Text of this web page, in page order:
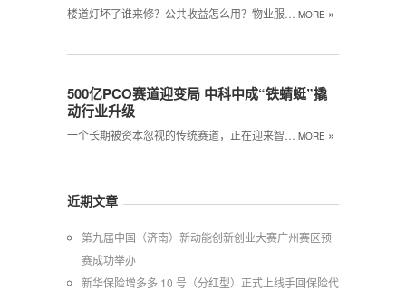
楼道灯坏了谁来修？公共收益怎么用？物业服… MORE »
500亿PCO赛道迎变局 中科中成“铁蜻蜓”撬
动行业升级
一个长期被资本忽视的传统赛道，正在迎来智… MORE »
近期文章
第九届中国（济南）新动能创新创业大赛广州赛区预
赛成功举办
新华保险增多多 10 号（分红型）正式上线手回保险代